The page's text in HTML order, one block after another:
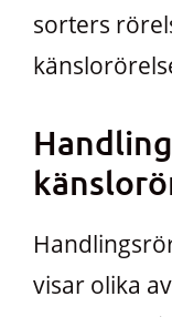
sorters
visar olika